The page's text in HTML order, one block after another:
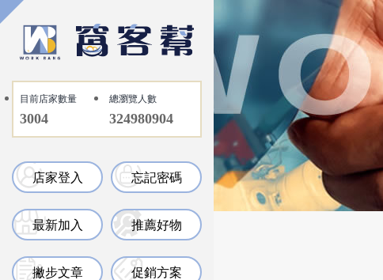
目前店家數量
3004
總瀏覽人數
324980904
店家登入 忘記密碼
最新加入 推薦好物
撇步文章 促銷方案